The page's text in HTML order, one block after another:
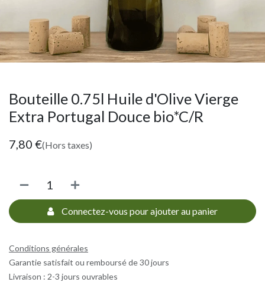
Bouteille 0.75l Huile d'Olive Vierge
Extra Portugal Douce bio*C/R
7,80 €(Hors taxes)
Connectez-vous pour ajouter au panier
Conditions générales
Garantie satisfait ou remboursé de 30 jours
Livraison : 2-3 jours ouvrables